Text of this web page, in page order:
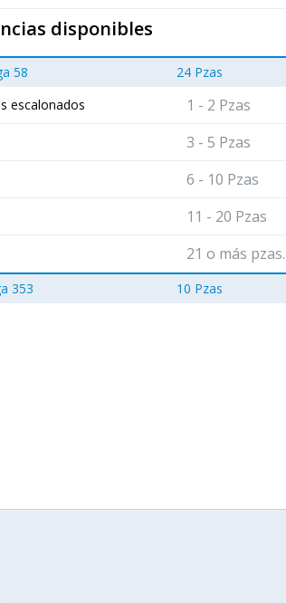
disponibles
58 24 Pzas
escalonados 1 - 2 Pzas
3 - 5 Pzas
6 - 10 Pzas
11 - 20 Pzas
21 o más pzas.
353 10 Pzas